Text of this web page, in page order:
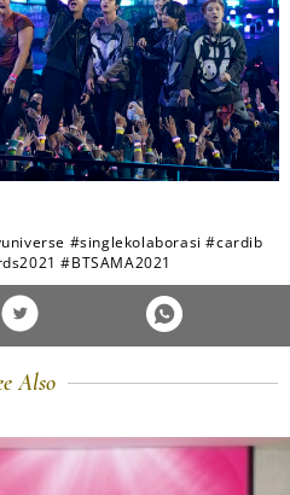
#singlekolaborasi #cardib
#BTSAMA2021
Also